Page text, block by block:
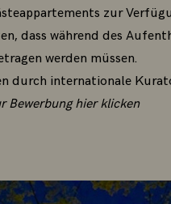
zur
dass während des
werden müssen.
durch internationale
Bewerbung hier klicken